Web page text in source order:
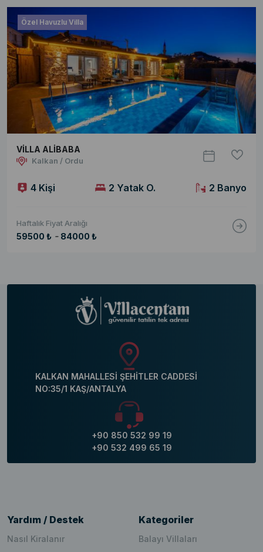
Özel Havuzlu Villa
VİLLA ALİBABA
Kalkan / Ordu
4 Kişi 2 Yatak O. 2 Banyo
Haftalık Fiyat Aralığı
59500 ₺ - 84000 ₺
KALKAN MAHALLESİ ŞEHİTLER CADDESİ
NO:35/1 KAŞ/ANTALYA
+90 850 532 99 19
+90 532 499 65 19
Yardım / Destek
Nasıl Kiralanır
Kategoriler
Balayı Villaları